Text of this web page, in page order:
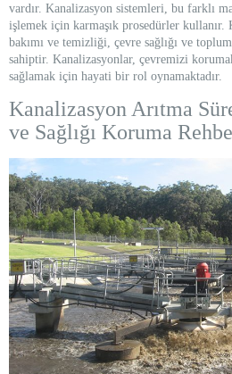
vardır. Kanalizasyon sistemleri, bu farklı
işlemek için karmaşık prosedürler kullanır.
bakımı ve temizliği, çevre sağlığı ve
sahiptir. Kanalizasyonlar, çevremizi
sağlamak için hayati bir rol oynamaktadır.
Kanalizasyon Arıtma
ve Sağlığı Koruma